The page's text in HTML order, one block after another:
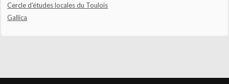
Cercle d'études locales du Toulois
Gallica